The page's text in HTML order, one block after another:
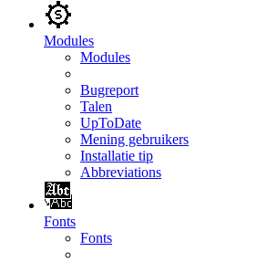
Modules
Modules
Bugreport
Talen
UpToDate
Mening gebruikers
Installatie tip
Abbreviations
Fonts
Fonts